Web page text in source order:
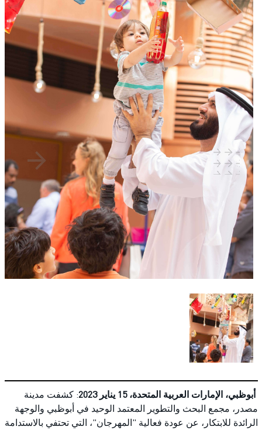
أبوظبي، الإمارات العربية المتحدة،15 يناير 2023
: كشفت مدينة
مصدر، مجمع البحث والتطوير المعتمد الوحيد في أبوظبي والوجهة
الرائدة للابتكار، عن عودة فعالية "المهرجان"، التي تحتفي بالاستدامة